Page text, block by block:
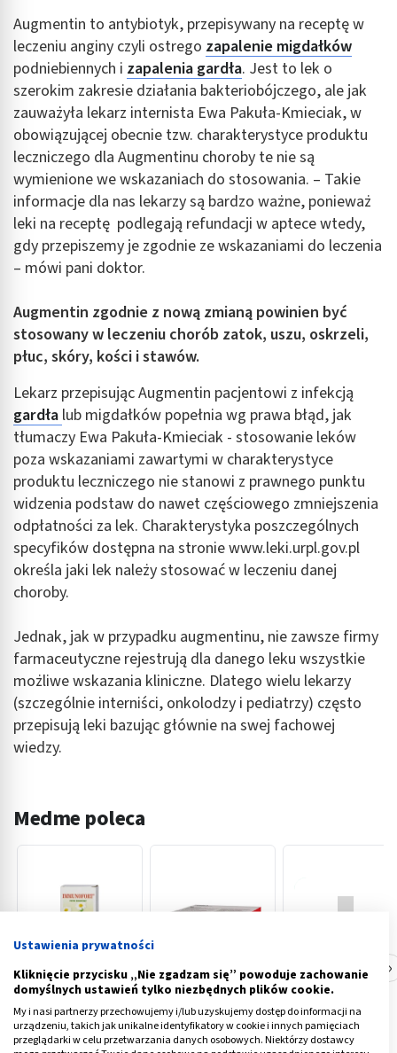
Augmentin to antybiotyk, przepisywany na receptę w
leczeniu anginy czyli ostrego zapalenie migdałków
podniebiennych i zapalenia gardła. Jest to lek o
szerokim zakresie działania bakteriobójczego, ale jak
zauważyła lekarz internista Ewa Pakuła-Kmieciak, w
obowiązującej obecnie tzw. charakterystyce produktu
leczniczego dla Augmentinu choroby te nie są
wymienione we wskazaniach do stosowania. – Takie
informacje dla nas lekarzy są bardzo ważne, ponieważ
leki na receptę podlegają refundacji w aptece wtedy,
gdy przepiszemy je zgodnie ze wskazaniami do leczenia
– mówi pani doktor.
Augmentin zgodnie z nową zmianą powinien być
stosowany w leczeniu chorób zatok, uszu, oskrzeli,
płuc, skóry, kości i stawów.
Lekarz przepisując Augmentin pacjentowi z infekcją
gardła lub migdałków popełnia wg prawa błąd, jak
tłumaczy Ewa Pakuła-Kmieciak - stosowanie leków
poza wskazaniami zawartymi w charakterystyce
produktu leczniczego nie stanowi z prawnego punktu
widzenia podstaw do nawet częściowego zmniejszenia
odpłatności za lek. Charakterystyka poszczególnych
specyfików dostępna na stronie www.leki.urpl.gov.pl
określa jaki lek należy stosować w leczeniu danej
choroby.
Jednak, jak w przypadku augmentinu, nie zawsze firmy
farmaceutyczne rejestrują dla danego leku wszystkie
możliwe wskazania kliniczne. Dlatego wielu lekarzy
(szczególnie interniści, onkolodzy i pediatrzy) często
przepisują leki bazując głównie na swej fachowej
wiedzy.
Medme poleca
Immunofort, płyn
doustny, 125 g
Abrea, 75 mg,
tabl.dojelit., 90
Sympramol, 50
mg, tabletki
›
Ustawienia prywatności
Kliknięcie przycisku „Nie zgadzam się” powoduje zachowanie
domyślnych ustawień tylko niezbędnych plików cookie.
My i nasi partnerzy przechowujemy i/lub uzyskujemy dostęp do informacji na
urządzeniu, takich jak unikalne identyfikatory w cookie i innych pamięciach
przeglądarki w celu przetwarzania danych osobowych. Niektórzy dostawcy